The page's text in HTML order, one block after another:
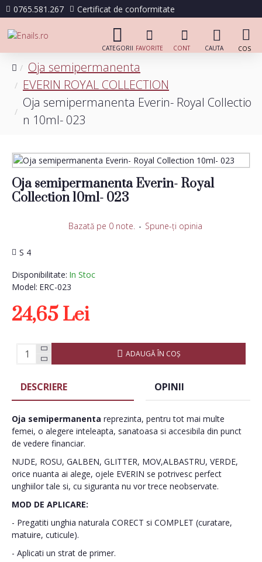
0765.581.267 Certificat de conformitate
Oja semipermanenta
EVERIN ROYAL COLLECTION
Oja semipermanenta Everin- Royal Collectio
n 10ml- 023
Oja semipermanenta Everin- Royal
Collection 10ml- 023
Disponibilitate: In Stoc
Model: ERC-023
S 4
Bazată pe 0 note. - Spune-ţi opinia
24,65 Lei
ADAUGĂ ÎN COŞ
DESCRIERE OPINII
Oja semipermanenta reprezinta, pentru tot mai multe
femei, o alegere inteleapta, sanatoasa si accesibila din punct
de vedere financiar.
NUDE, ROSU, GALBEN, GLITTER, MOV,ALBASTRU, VERDE,
orice nuanta ai alege, ojele EVERIN se potrivesc perfect
unghiilor tale si, cu siguranta nu vor trece neobservate.
MOD DE APLICARE:
- Pregatiti unghia naturala CORECT si COMPLET (curatare,
matuire, cuticule).
- Aplicati un strat de primer.